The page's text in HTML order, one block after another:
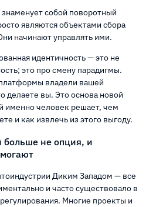
собой поворотный
являются объектами сбора
начинают управлять ими.
идентичность — это не
это про смену парадигмы.
владели вашей
делаете вы. Это основа новой
именно человек решает, чем
и как извлечь из этого выгоду.
не опция, и
Диким Западом — все
и часто существовало в
Многие проекты и